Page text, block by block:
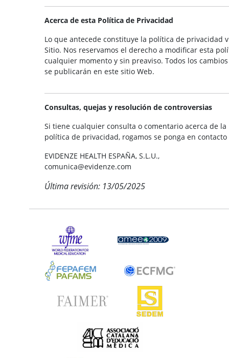
Acerca de esta Política de Privacidad
Lo que antecede constituye la política de privacidad
Sitio. Nos reservamos el derecho a modificar esta
cualquier momento y sin preaviso. Todos los
se publicarán en este sitio Web.
Consultas, quejas y resolución de controversias
Si tiene cualquier consulta o comentario acerca de la
política de privacidad, rogamos se ponga en contacto
EVIDENZE HEALTH ESPAÑA, S.L.U.,
comunica@evidenze.com
Última revisión: 13/05/2025